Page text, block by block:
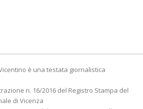
Vicentino è una testata giornalistica
n. 16/2016 del Registro Stampa del
di Vicenza